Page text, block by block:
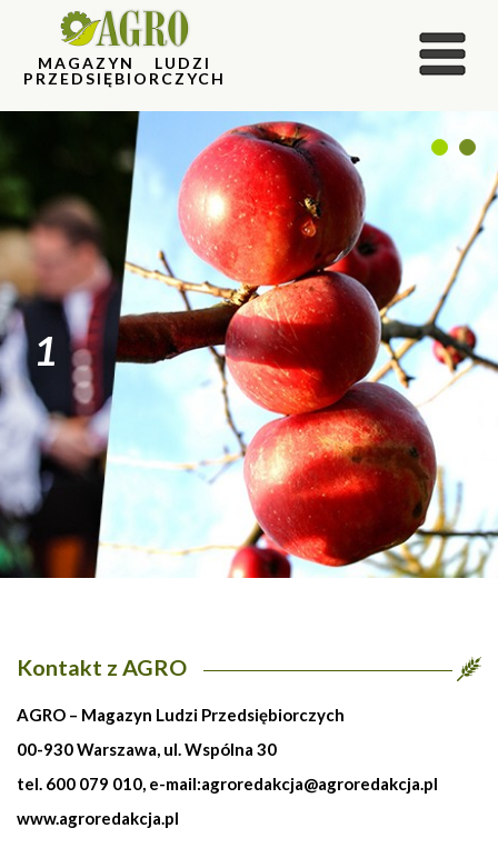
MAGAZYN LUDZI
PRZEDSIĘBIORCZYCH
1
1 2
Kontakt z AGRO
AGRO – Magazyn Ludzi Przedsiębiorczych
00-930 Warszawa, ul. Wspólna 30
tel. 600 079 010, e-mail:agroredakcja@agroredakcja.pl
www.agroredakcja.pl